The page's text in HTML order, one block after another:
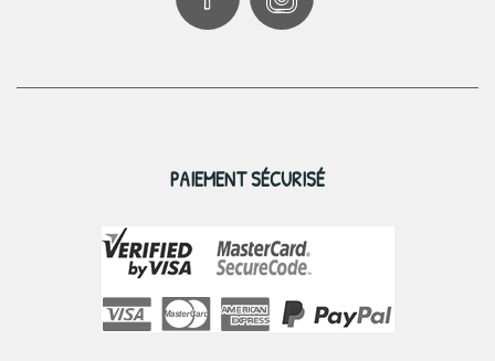
PAIEMENT SÉCURISÉ